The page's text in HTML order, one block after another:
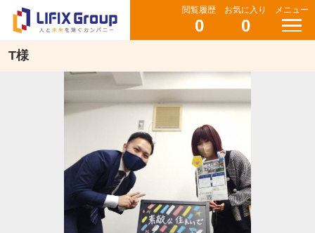
閲覧履歴
0
お気に入り
0
メニュー
T様